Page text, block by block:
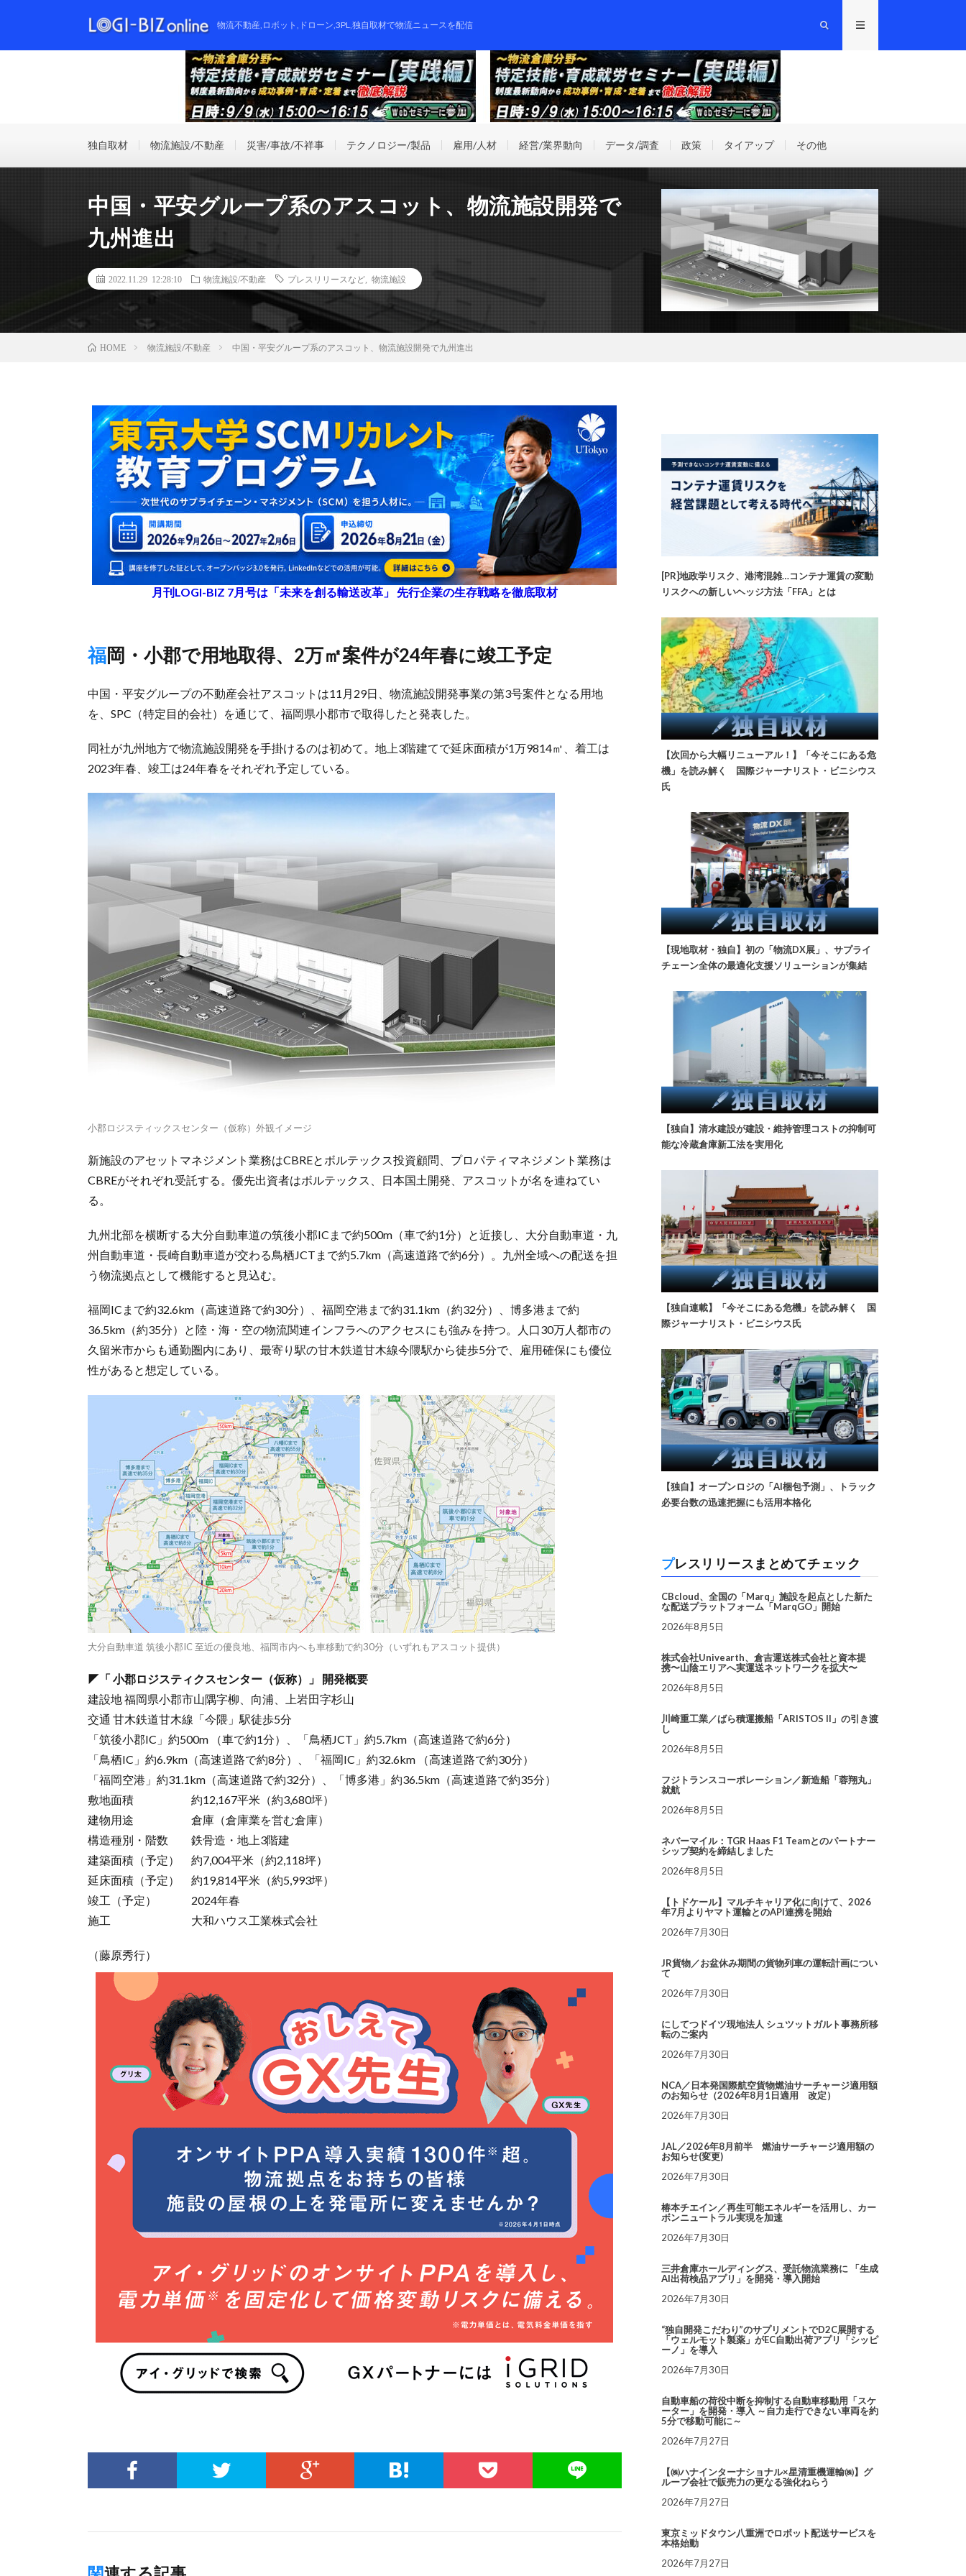
物流不動産,ロボット,ドローン,3PL,独自取材で物流ニュースを配信
独自取材 物流施設/不動産 災害/事故/不祥事 テクノロジー/製品 雇用/人材 経営/業界動向 データ/調査 政策 タイアップ その他
中国・平安グループ系のアスコット、物流施設開発で
九州進出
2022.11.29 12:28:10 物流施設/不動産 プレスリリースなど 物流施設
HOME 物流施設/不動産 中国・平安グループ系のアスコット、物流施設開発で九州進出
月刊LOGI-BIZ 7月号は「未来を創る輸送改革」 先行企業の生存戦略を徹底取材
福岡・小郡で用地取得、2万㎡案件が24年春に竣工予定
中国・平安グループの不動産会社アスコットは11月29日、物流施設開発事業の第3号案件となる用地
を、SPC（特定目的会社）を通じて、福岡県小郡市で取得したと発表した。
同社が九州地方で物流施設開発を手掛けるのは初めて。地上3階建てで延床面積が1万9814㎡、着工は
2023年春、竣工は24年春をそれぞれ予定している。
小郡ロジスティックスセンター（仮称）外観イメージ
新施設のアセットマネジメント業務はCBREとボルテックス投資顧問、プロパティマネジメント業務は
CBREがそれぞれ受託する。優先出資者はボルテックス、日本国土開発、アスコットが名を連ねてい
る。
九州北部を横断する大分自動車道の筑後小郡ICまで約500m（車で約1分）と近接し、大分自動車道・九
州自動車道・長崎自動車道が交わる鳥栖JCTまで約5.7km（高速道路で約6分）。九州全域への配送を担
う物流拠点として機能すると見込む。
福岡ICまで約32.6km（高速道路で約30分）、福岡空港まで約31.1km（約32分）、博多港まで約
36.5km（約35分）と陸・海・空の物流関連インフラへのアクセスにも強みを持つ。人口30万人都市の
久留米市からも通勤圏内にあり、最寄り駅の甘木鉄道甘木線今隈駅から徒歩5分で、雇用確保にも優位
性があると想定している。
大分自動車道 筑後小郡IC 至近の優良地、福岡市内へも車移動で約30分（いずれもアスコット提供）
◤「 小郡ロジスティクスセンター（仮称）」 開発概要
建設地 福岡県⼩郡市⼭隅字柳、向浦、上岩⽥字杉⼭
交通 甘木鉄道甘木線「今隈」駅徒歩5分
「筑後小郡IC」約500m （車で約1分）、「鳥栖JCT」約5.7km（高速道路で約6分）
「鳥栖IC」約6.9km（高速道路で約8分）、「福岡IC」約32.6km （高速道路で約30分）
「福岡空港」約31.1km（高速道路で約32分）、「博多港」約36.5km（高速道路で約35分）
敷地面積 約12,167平米（約3,680坪）
建物用途 倉庫（倉庫業を営む倉庫）
構造種別・階数 鉄骨造・地上3階建
建築面積（予定） 約7,004平米（約2,118坪）
延床面積（予定） 約19,814平米（約5,993坪）
竣工（予定） 2024年春
施工 大和ハウス工業株式会社
（藤原秀行）
[PR]地政学リスク、港湾混雑…コンテナ運賃の変動
リスクへの新しいヘッジ方法「FFA」とは
【次回から大幅リニューアル！】「今そこにある危
機」を読み解く 国際ジャーナリスト・ビニシウス
氏
【現地取材・独自】初の「物流DX展」、サプライ
チェーン全体の最適化支援ソリューションが集結
【独自】清水建設が建設・維持管理コストの抑制可
能な冷蔵倉庫新工法を実用化
【独自連載】「今そこにある危機」を読み解く 国
際ジャーナリスト・ビニシウス氏
【独自】オープンロジの「AI梱包予測」、トラック
必要台数の迅速把握にも活用本格化
プレスリリースまとめてチェック
CBcloud、全国の「Marq」施設を起点とした新た
な配送プラットフォーム「MarqGO」開始
2026年8月5日
株式会社Univearth、倉吉運送株式会社と資本提
携〜山陰エリアへ実運送ネットワークを拡大〜
2026年8月5日
川崎重工業／ばら積運搬船「ARISTOS II」の引き渡
し
2026年8月5日
フジトランスコーポレーション／新造船「蓉翔丸」
就航
2026年8月5日
ネバーマイル：TGR Haas F1 Teamとのパートナー
シップ契約を締結しました
2026年8月5日
【トドケール】マルチキャリア化に向けて、2026
年7月よりヤマト運輸とのAPI連携を開始
2026年7月30日
JR貨物／お盆休み期間の貨物列車の運転計画につい
て
2026年7月30日
にしてつドイツ現地法人 シュツットガルト事務所移
転のご案内
2026年7月30日
NCA／日本発国際航空貨物燃油サーチャージ適用額
のお知らせ（2026年8月1日適用 改定）
2026年7月30日
JAL／2026年8月前半 燃油サーチャージ適用額の
お知らせ(変更)
2026年7月30日
椿本チエイン／再生可能エネルギーを活用し、カー
ボンニュートラル実現を加速
2026年7月30日
三井倉庫ホールディングス、受託物流業務に 「生成
AI出荷検品アプリ」を開発・導入開始
2026年7月30日
“独自開発こだわり”のサプリメントでD2C展開する
「ウェルモット製薬」がEC自動出荷アプリ「シッピ
ーノ」を導入
2026年7月30日
自動車船の荷役中断を抑制する自動車移動用「スケ
ーター」を開発・導入 ～自力走行できない車両を約
5分で移動可能に～
2026年7月27日
【㈱ハナインターナショナル×星清重機運輸㈱】グ
ループ会社で販売力の更なる強化ねらう
2026年7月27日
東京ミッドタウン八重洲でロボット配送サービスを
本格始動
2026年7月27日